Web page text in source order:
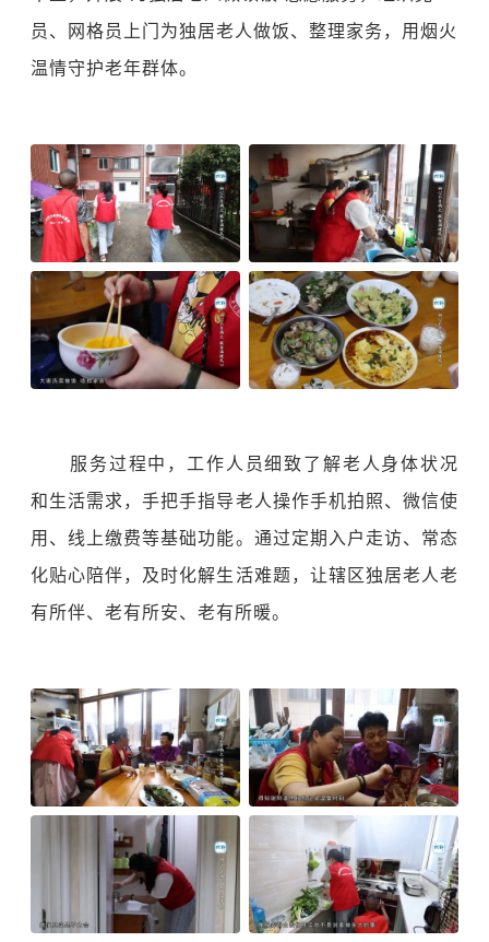
员、网格员上门为独居老人做饭、整理家务，用烟火
温情守护老年群体。
服务过程中，工作人员细致了解老人身体状况
和生活需求，手把手指导老人操作手机拍照、微信使
用、线上缴费等基础功能。通过定期入户走访、常态
化贴心陪伴，及时化解生活难题，让辖区独居老人老
有所伴、老有所安、老有所暖。